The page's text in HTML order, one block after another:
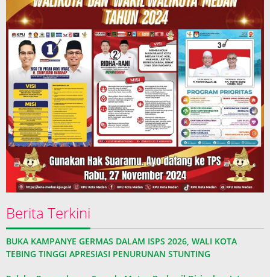
Berita Terkini
BUKA KAMPANYE GERMAS DALAM ISPS 2026, WALI KOTA
TEBING TINGGI APRESIASI PENURUNAN STUNTING